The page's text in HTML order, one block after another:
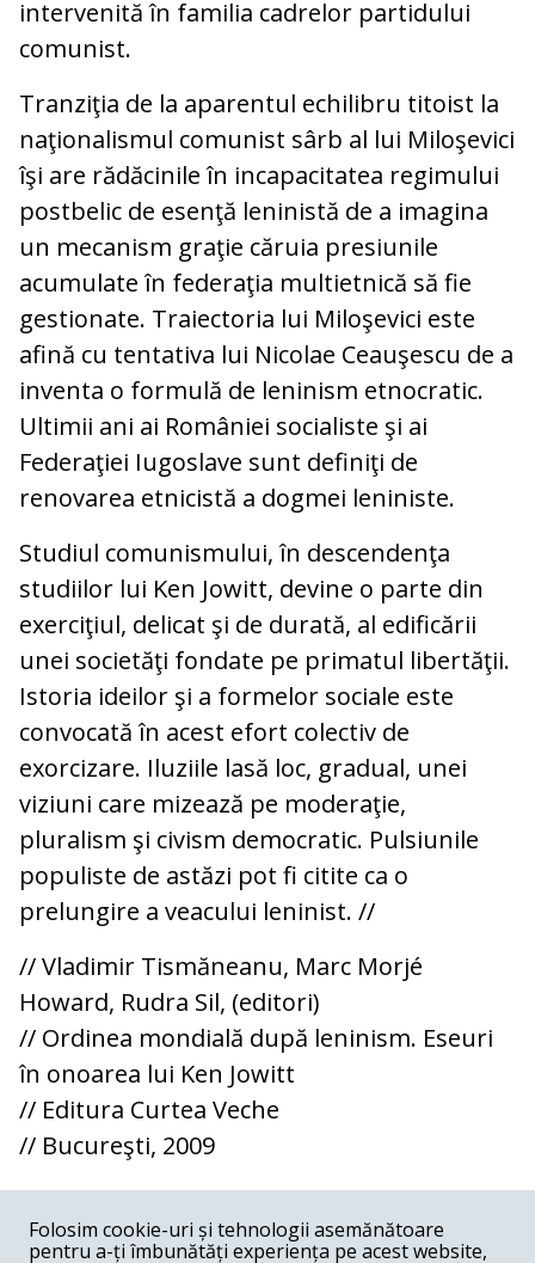
intervenită în familia cadrelor partidului
comunist.
Tranziţia de la aparentul echilibru titoist la
naţionalismul comunist sârb al lui Miloşevici
îşi are rădăcinile în incapacitatea regimului
postbelic de esenţă leninistă de a imagina
un mecanism graţie căruia presiunile
acumulate în federaţia multietnică să fie
gestionate. Traiectoria lui Miloşevici este
afină cu tentativa lui Nicolae Ceauşescu de a
inventa o formulă de leninism etnocratic.
Ultimii ani ai României socialiste şi ai
Federaţiei Iugoslave sunt definiţi de
renovarea etnicistă a dogmei leniniste.
Studiul comunismului, în descendenţa
studiilor lui Ken Jowitt, devine o parte din
exerciţiul, delicat şi de durată, al edificării
unei societăţi fondate pe primatul libertăţii.
Istoria ideilor şi a formelor sociale este
convocată în acest efort colectiv de
exorcizare. Iluziile lasă loc, gradual, unei
viziuni care mizează pe moderaţie,
pluralism şi civism democratic. Pulsiunile
populiste de astăzi pot fi citite ca o
prelungire a veacului leninist. //
// Vladimir Tismăneanu, Marc Morjé
Howard, Rudra Sil, (editori)
// Ordinea mondială după leninism. Eseuri
în onoarea lui Ken Jowitt
// Editura Curtea Veche
// Bucureşti, 2009
COMENTARII
Folosim cookie-uri și tehnologii asemănătoare
pentru a-ți îmbunătăți experiența pe acest website,